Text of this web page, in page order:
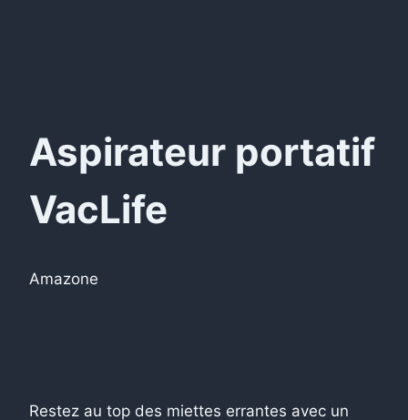
Aspirateur portatif
VacLife
Amazone
Restez au top des miettes errantes avec un